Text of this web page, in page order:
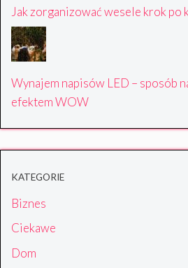
Jak zorganizować wesele krok po
Wynajem napisów LED – sposób
efektem WOW
KATEGORIE
Biznes
Ciekawe
Dom